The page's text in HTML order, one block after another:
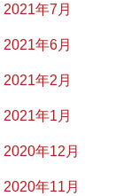
2021年7月
2021年6月
2021年2月
2021年1月
2020年12月
2020年11月